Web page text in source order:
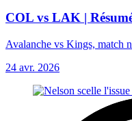
COL vs LAK |
Avalanche vs Kings, match
24 avr. 2026